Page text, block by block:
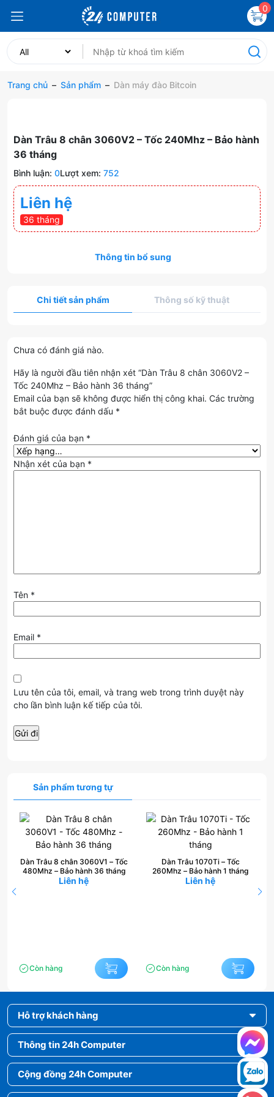
0
Trang chủ – Sản phẩm – Dàn máy đào Bitcoin
Dàn Trâu 8 chân 3060V2 – Tốc 240Mhz – Bảo hành
36 tháng
Bình luận: 0Lượt xem: 752
Liên hệ
36 tháng
Thông tin bổ sung
Chi tiết sản phẩm Thông số kỹ thuật
Chưa có đánh giá nào.
Hãy là người đầu tiên nhận xét “Dàn Trâu 8 chân 3060V2 –
Tốc 240Mhz – Bảo hành 36 tháng”
Email của bạn sẽ không được hiển thị công khai. Các trường
bắt buộc được đánh dấu *
Đánh giá của bạn *
Nhận xét của bạn *
Tên *
Email *
Lưu tên của tôi, email, và trang web trong trình duyệt này
cho lần bình luận kế tiếp của tôi.
Sản phẩm tương tự
Dàn Trâu 8 chân 3060V1 – Tốc
480Mhz – Bảo hành 36 tháng
Liên hệ
Còn hàng
Dàn Trâu 1070Ti – Tốc
260Mhz – Bảo hành 1 tháng
Liên hệ
Còn hàng
Hỗ trợ khách hàng
Thông tin 24h Computer
Cộng đồng 24h Computer